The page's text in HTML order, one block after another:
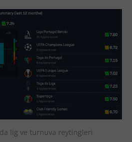
lig ve turnuva reytingleri